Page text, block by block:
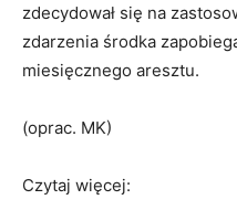
zdecydował się na
zdarzenia środka
miesięcznego aresztu.
(oprac. MK)
Czytaj więcej: